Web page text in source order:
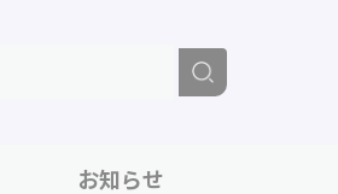
お知らせ